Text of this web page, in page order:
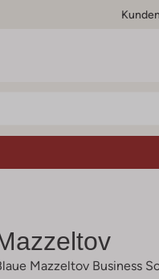
Mazzeltov Business